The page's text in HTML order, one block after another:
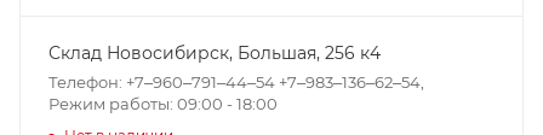
Склад Новосибирск, ​Большая, 256 к4
Телефон: +7‒960‒791‒44‒54 +7‒983‒136‒62‒54,
Режим работы: 09:00 - 18:00